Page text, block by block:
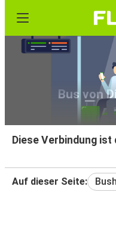
Bus von
Diese Verbindung
Auf dieser Seite: